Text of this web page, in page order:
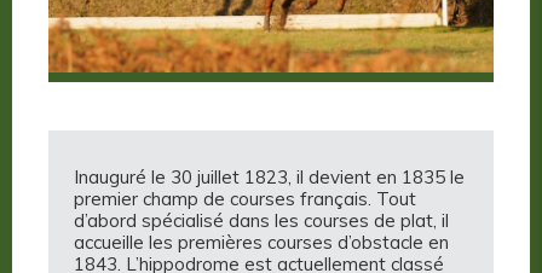
Inauguré le 30 juillet 1823, il devient en 1835 le
premier champ de courses français. Tout
d’abord spécialisé dans les courses de plat, il
accueille les premières courses d’obstacle en
1843. L’hippodrome est actuellement classé